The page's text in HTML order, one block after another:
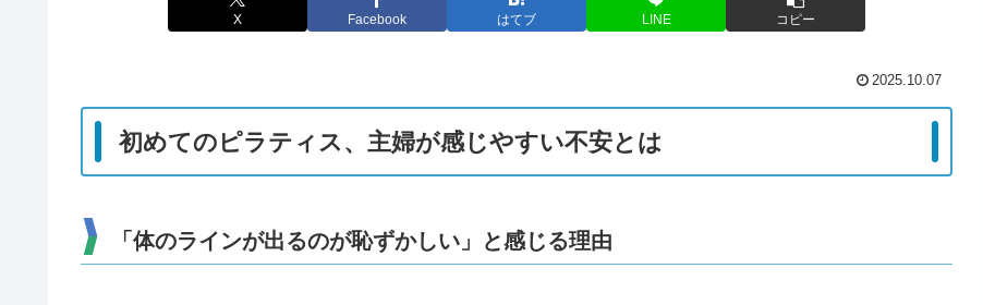
X Facebook はてブ LINE コピー
2025.10.07
初めてのピラティス、主婦が感じやすい不安とは
「体のラインが出るのが恥ずかしい」と感じる理由